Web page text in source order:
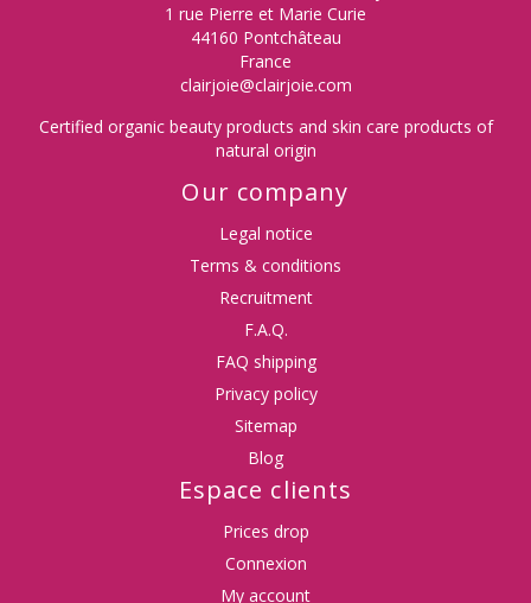
1 rue Pierre et Marie Curie
44160 Pontchâteau
France
clairjoie@clairjoie.com
Certified organic beauty products and skin care products of
natural origin
Our company
Legal notice
Terms & conditions
Recruitment
F.A.Q.
FAQ shipping
Privacy policy
Sitemap
Blog
Espace clients
Prices drop
Connexion
My account